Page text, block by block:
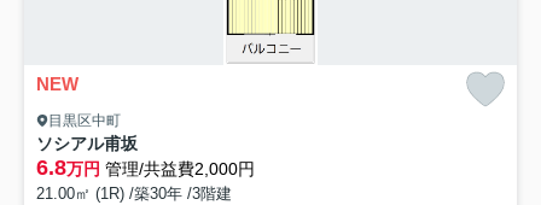
NEW
目黒区中町
ソシアル甫坂
6.8万円 管理/共益費2,000円
21.00㎡ (1R) /築30年 /3階建